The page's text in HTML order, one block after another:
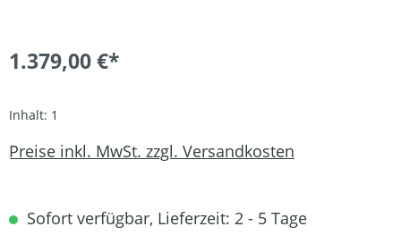
1.379,00 €*
Inhalt: 1
Preise inkl. MwSt. zzgl. Versandkosten
Sofort verfügbar, Lieferzeit: 2 - 5 Tage